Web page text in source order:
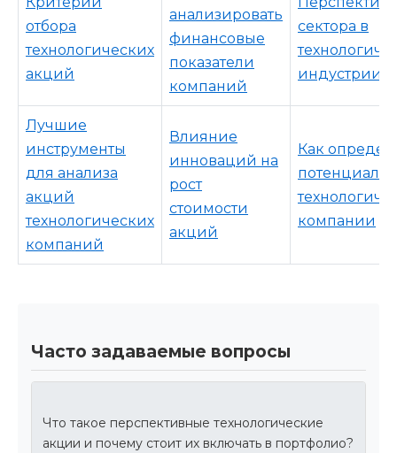
отбора
технологических
акций
анализировать
финансовые
показатели
компаний
сектора в
индустрии
Лучшие
инструменты
для анализа
акций
технологических
компаний
Влияние
инноваций на
рост
стоимости
акций
Как
потенциал
компании
Часто задаваемые вопросы
Что такое перспективные технологические
акции и почему стоит их включать в портфолио?